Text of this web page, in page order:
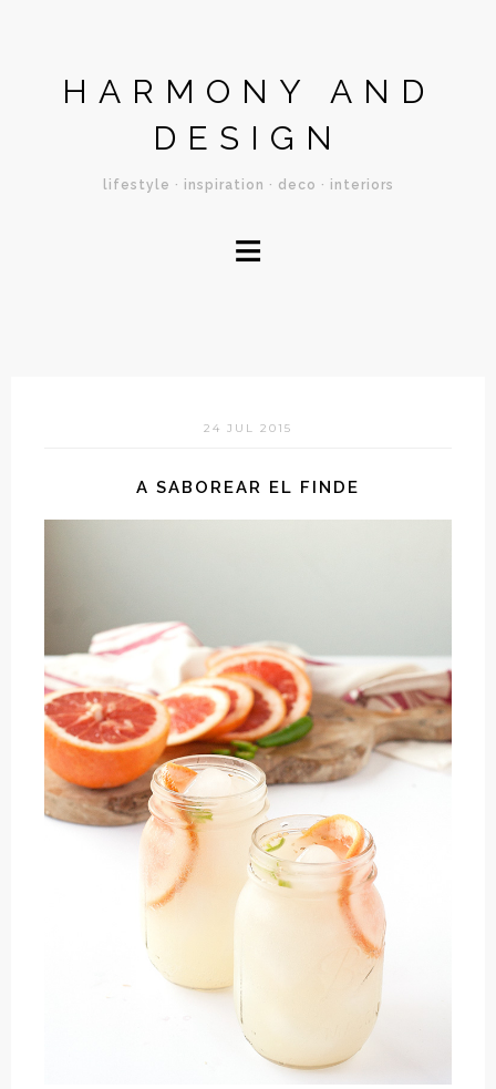
HARMONY AND
DESIGN
lifestyle · inspiration · deco · interiors
≡
24 JUL 2015
A SABOREAR EL FINDE